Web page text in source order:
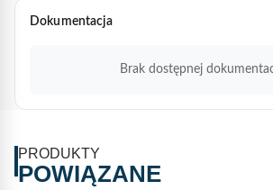
Dokumentacja
Brak dostępnej
PRODUKTY
POWIĄZANE